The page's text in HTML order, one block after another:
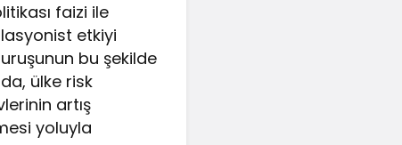
faizi ile
etkiyi
bu şekilde
ülke risk
artış
yoluyla